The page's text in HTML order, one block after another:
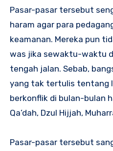
Pasar-pasar tersebut
haram agar para
keamanan. Mereka pun
was jika sewaktu-waktu
tengah jalan. Sebab,
yang tak tertulis tentang
berkonflik di bulan-bulan
Qa’dah, Dzul Hijjah,
Pasar-pasar tersebut